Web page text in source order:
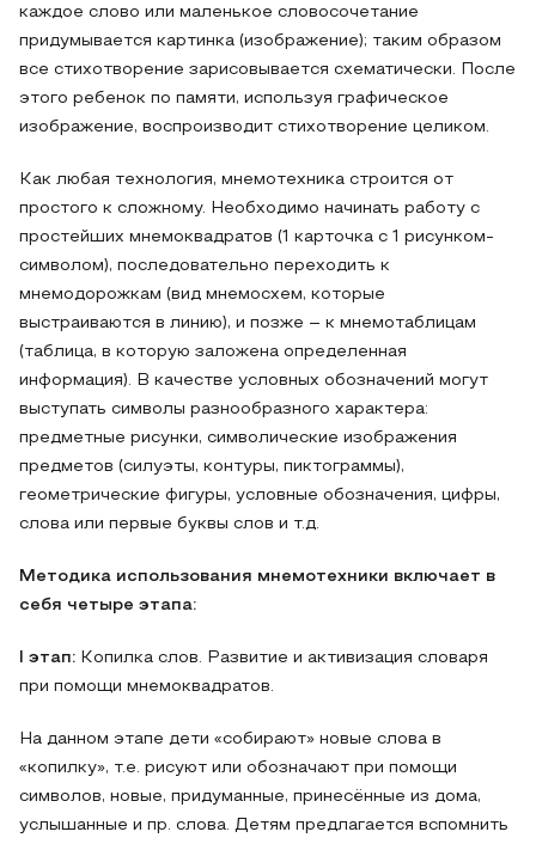
каждое слово или маленькое словосочетание
придумывается картинка (изображение); таким образом
все стихотворение зарисовывается схематически. После
этого ребенок по памяти, используя графическое
изображение, воспроизводит стихотворение целиком.
Как любая технология, мнемотехника строится от
простого к сложному. Необходимо начинать работу с
простейших мнемоквадратов (1 карточка с 1 рисунком-
символом), последовательно переходить к
мнемодорожкам (вид мнемосхем, которые
выстраиваются в линию), и позже – к мнемотаблицам
(таблица, в которую заложена определенная
информация). В качестве условных обозначений могут
выступать символы разнообразного характера:
предметные рисунки, символические изображения
предметов (силуэты, контуры, пиктограммы),
геометрические фигуры, условные обозначения, цифры,
слова или первые буквы слов и т.д.
Методика использования мнемотехники включает в
себя четыре этапа:
I этап: Копилка слов. Развитие и активизация словаря
при помощи мнемоквадратов.
На данном этапе дети «собирают» новые слова в
«копилку», т.е. рисуют или обозначают при помощи
символов, новые, придуманные, принесённые из дома,
услышанные и пр. слова. Детям предлагается вспомнить